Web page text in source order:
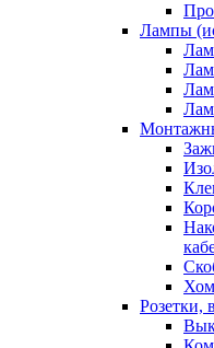
Лампы
Розетки,